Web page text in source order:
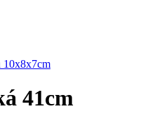
10x8x7cm
41cm